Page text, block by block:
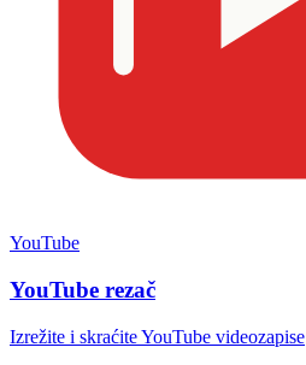
YouTube
YouTube rezač
Izrežite i skraćite YouTube videozapise